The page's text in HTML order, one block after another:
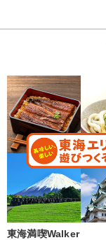
東海満喫Walker